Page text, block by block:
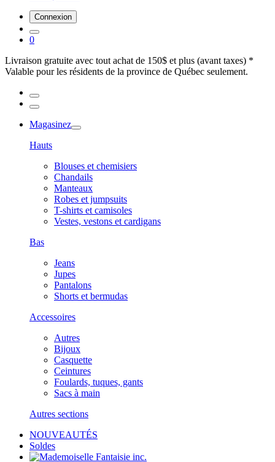
Connexion
0
Livraison gratuite avec tout achat de 150$ et plus (avant taxes) *
Valable pour les résidents de la province de Québec seulement.
Magasinez
Hauts
Blouses et chemisiers
Chandails
Manteaux
Robes et jumpsuits
T-shirts et camisoles
Vestes, vestons et cardigans
Bas
Jeans
Jupes
Pantalons
Shorts et bermudas
Accessoires
Autres
Bijoux
Casquette
Ceintures
Foulards, tuques, gants
Sacs à main
Autres sections
NOUVEAUTÉS
Soldes